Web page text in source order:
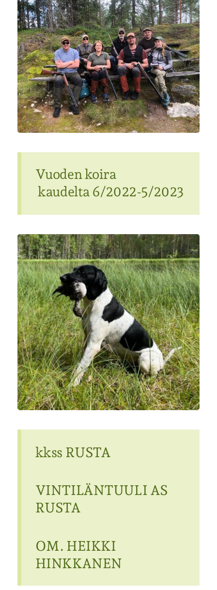
Vuoden koira
kaudelta 6/2022-5/2023
kkss RUSTA
VINTILÄNTUULI AS
RUSTA
OM. HEIKKI
HINKKANEN